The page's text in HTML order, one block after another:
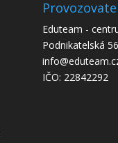
Eduteam -
Podnikatelská
IČO: 22842292